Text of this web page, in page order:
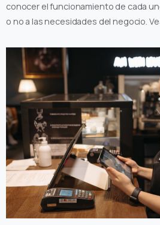
conocer el funcionamiento de cada
o no a las necesidades del negocio.